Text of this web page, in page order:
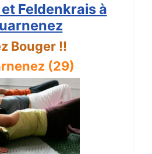
Feldenkrais à
Bouger !!
(29)